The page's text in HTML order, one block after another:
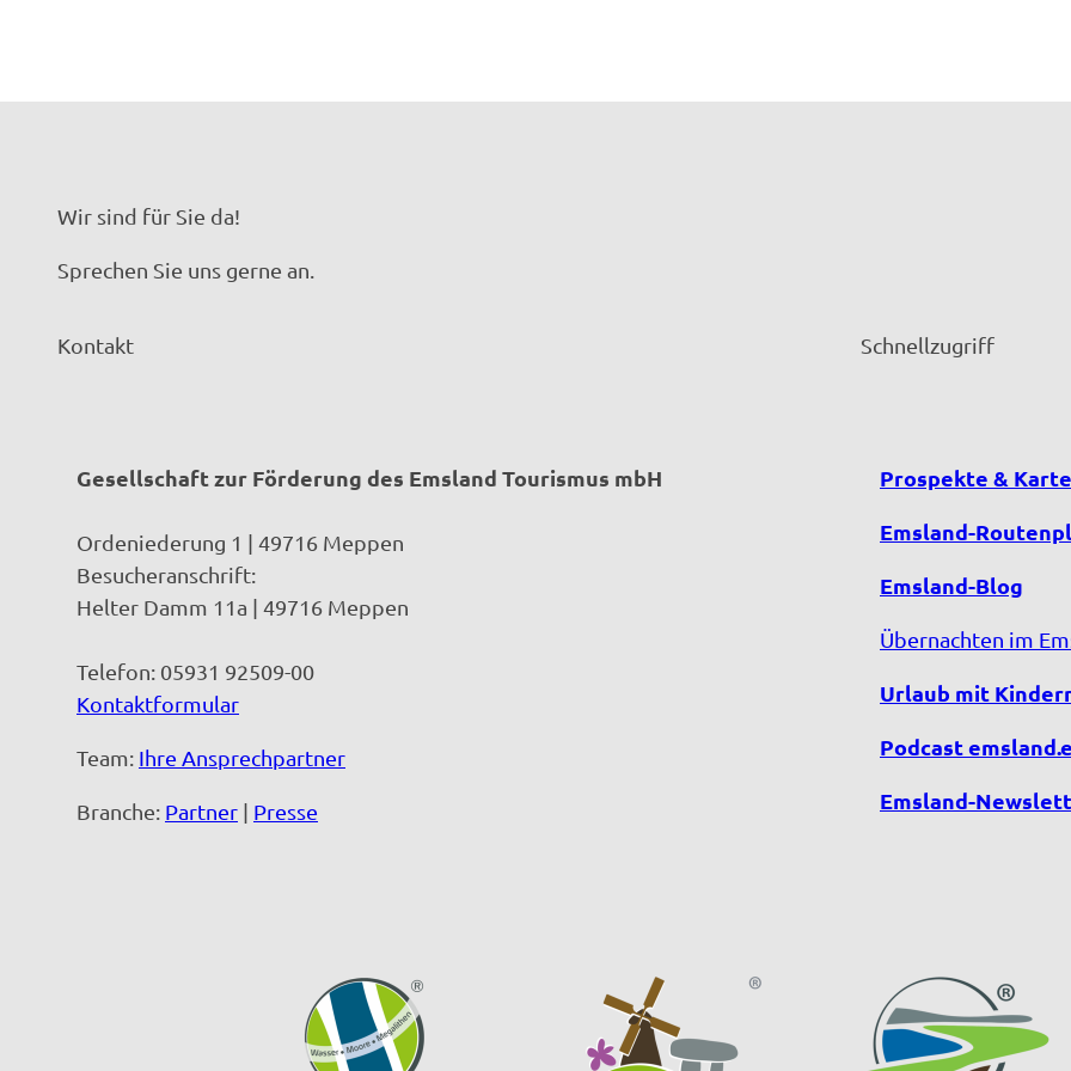
Wir sind für Sie da!
Sprechen Sie uns gerne an.
Kontakt
Gesellschaft zur Förderung des Emsland Tourismus mbH
Ordeniederung 1 | 49716 Meppen
Besucheranschrift:
Helter Damm 11a | 49716 Meppen
Telefon: 05931 92509-00
Kontaktformular
Team: Ihre Ansprechpartner
Branche: Partner | Presse
Schnellzugriff
Prospekte &
Emsland-
Emsland-Blog
Übernachten im
Urlaub mit
Podcast
Emsland-
o
T
u
b
t
a
g
T
o